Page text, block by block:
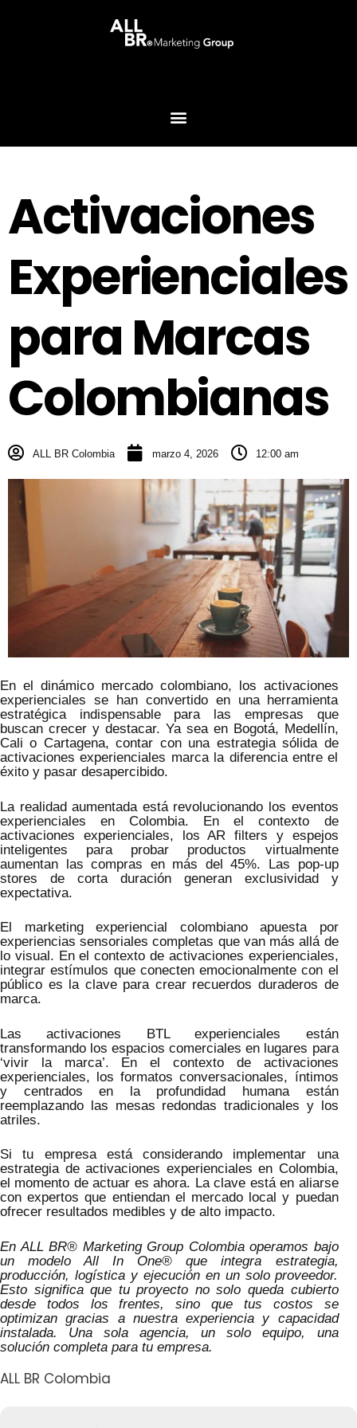
Activaciones
Experienciales
para Marcas
Colombianas
ALL BR Colombia marzo 4, 2026 12:00 am
En el dinámico mercado colombiano, los activaciones
experienciales se han convertido en una herramienta
estratégica indispensable para las empresas que
buscan crecer y destacar. Ya sea en Bogotá, Medellín,
Cali o Cartagena, contar con una estrategia sólida de
activaciones experienciales marca la diferencia entre el
éxito y pasar desapercibido.
La realidad aumentada está revolucionando los eventos
experienciales en Colombia. En el contexto de
activaciones experienciales, los AR filters y espejos
inteligentes para probar productos virtualmente
aumentan las compras en más del 45%. Las pop-up
stores de corta duración generan exclusividad y
expectativa.
El marketing experiencial colombiano apuesta por
experiencias sensoriales completas que van más allá de
lo visual. En el contexto de activaciones experienciales,
integrar estímulos que conecten emocionalmente con el
público es la clave para crear recuerdos duraderos de
marca.
Las activaciones BTL experienciales están
transformando los espacios comerciales en lugares para
‘vivir la marca’. En el contexto de activaciones
experienciales, los formatos conversacionales, íntimos
y centrados en la profundidad humana están
reemplazando las mesas redondas tradicionales y los
atriles.
Si tu empresa está considerando implementar una
estrategia de activaciones experienciales en Colombia,
el momento de actuar es ahora. La clave está en aliarse
con expertos que entiendan el mercado local y puedan
ofrecer resultados medibles y de alto impacto.
En ALL BR® Marketing Group Colombia operamos bajo
un modelo All In One® que integra estrategia,
producción, logística y ejecución en un solo proveedor.
Esto significa que tu proyecto no solo queda cubierto
desde todos los frentes, sino que tus costos se
optimizan gracias a nuestra experiencia y capacidad
instalada. Una sola agencia, un solo equipo, una
solución completa para tu empresa.
ALL BR Colombia